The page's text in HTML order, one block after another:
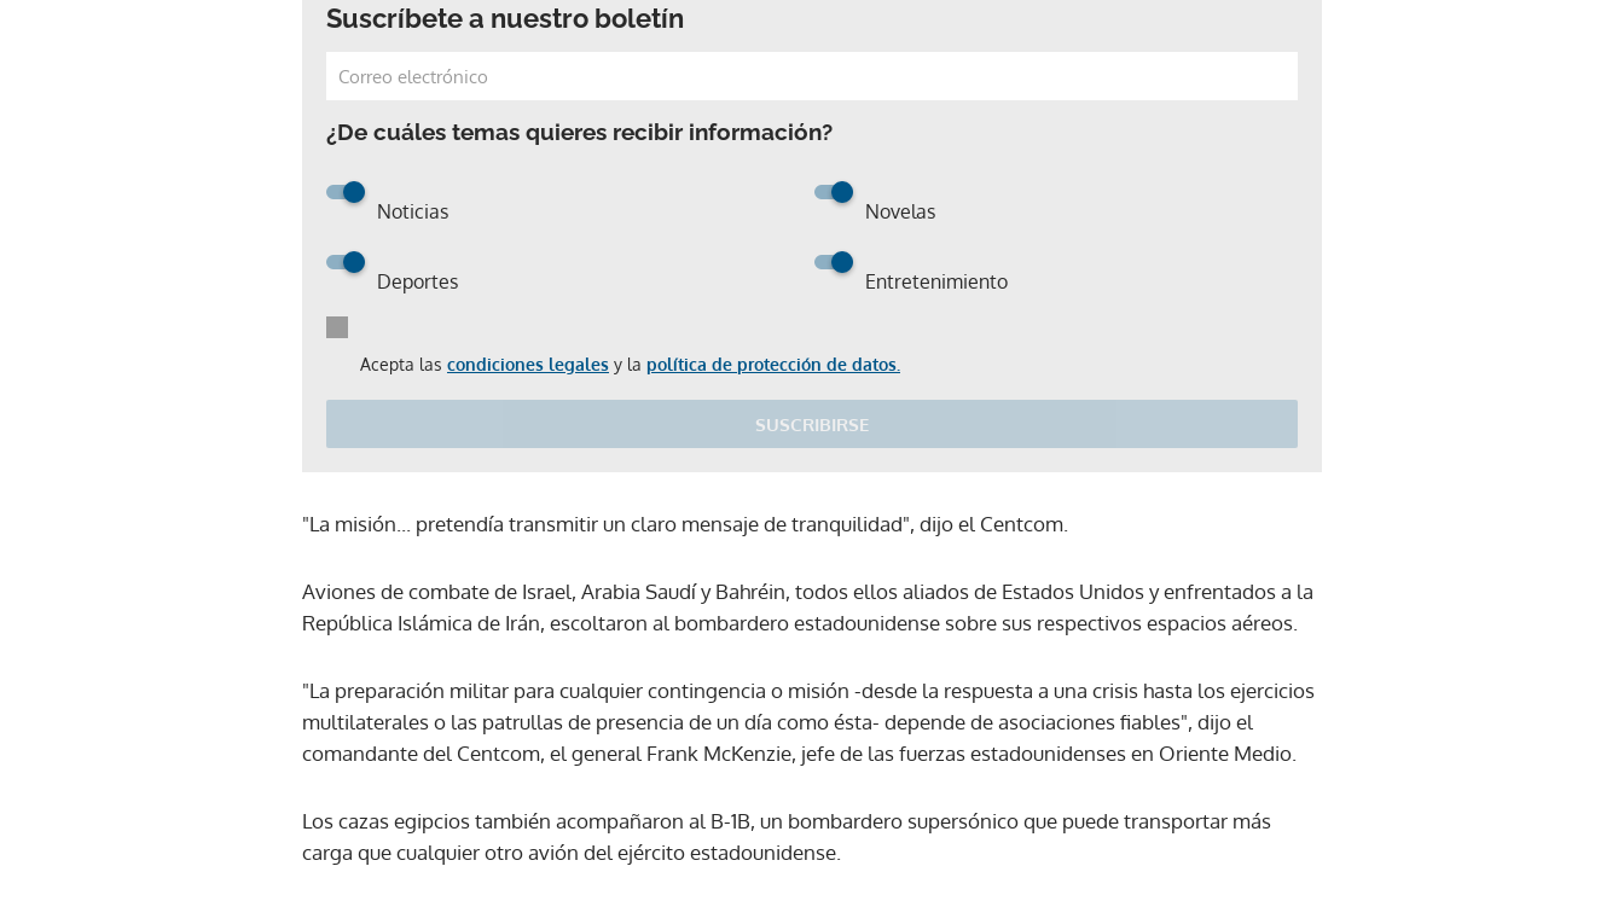
Suscríbete a nuestro boletín
¿De cuáles temas quieres recibir información?
Noticias Novelas
Deportes Entretenimiento
Acepta las condiciones legales y la política de protección de datos.
SUSCRIBIRSE
"La misión... pretendía transmitir un claro mensaje de tranquilidad", dijo el Centcom.
Aviones de combate de Israel, Arabia Saudí y Bahréin, todos ellos aliados de Estados Unidos y enfrentados a la
República Islámica de Irán, escoltaron al bombardero estadounidense sobre sus respectivos espacios aéreos.
"La preparación militar para cualquier contingencia o misión -desde la respuesta a una crisis hasta los ejercicios
multilaterales o las patrullas de presencia de un día como ésta- depende de asociaciones fiables", dijo el
comandante del Centcom, el general Frank McKenzie, jefe de las fuerzas estadounidenses en Oriente Medio.
Los cazas egipcios también acompañaron al B-1B, un bombardero supersónico que puede transportar más
carga que cualquier otro avión del ejército estadounidense.